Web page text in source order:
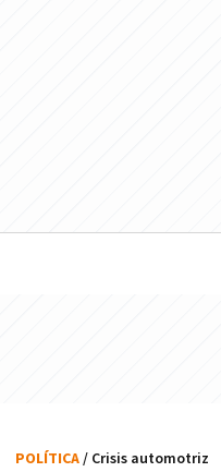
POLÍTICA/ Crisis automotriz